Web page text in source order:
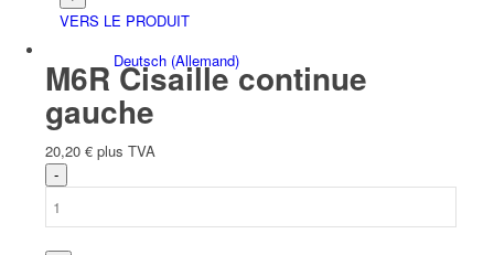
Deutsch(Allemand)
VERS LE PRODUIT
M6R Cisaille continue
gauche
20,20 € plus TVA